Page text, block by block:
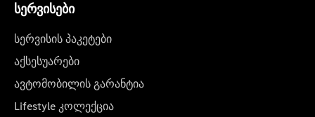
სერვისები
სერვისის პაკეტები
აქსესუარები
ავტომობილის გარანტია
Lifestyle კოლექცია